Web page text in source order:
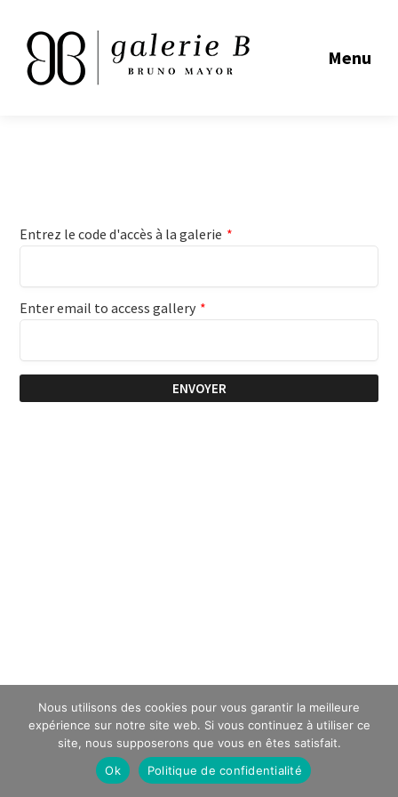
Menu
Entrez le code d'accès à la galerie *
Enter email to access gallery *
ENVOYER
Nous utilisons des cookies pour vous garantir la meilleure
expérience sur notre site web. Si vous continuez à utiliser ce
site, nous supposerons que vous en êtes satisfait.
Ok
Politique de confidentialité